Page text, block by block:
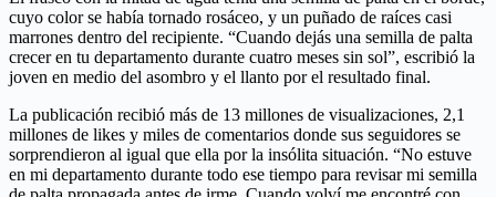
cuyo color se había tornado rosáceo, y un puñado de raíces casi
marrones dentro del recipiente. “Cuando dejás una semilla de palta
crecer en tu departamento durante cuatro meses sin sol”, escribió la
joven en medio del asombro y el llanto por el resultado final.
La publicación recibió más de 13 millones de visualizaciones, 2,1
millones de likes y miles de comentarios donde sus seguidores se
sorprendieron al igual que ella por la insólita situación. “No estuve
en mi departamento durante todo ese tiempo para revisar mi semilla